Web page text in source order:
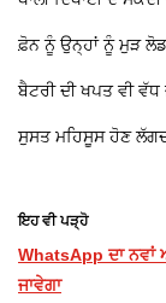
ਫ਼ੋਨ ਨੂੰ ਉਨ੍ਹਾਂ ਨੂੰ ਮੁੜ
ਬੈਟਰੀ ਦੀ ਖਪਤ ਵੀ
ਸੁਸਤ ਮਹਿਸੂਸ ਹੋਣ
ਇਹ ਵੀ ਪੜ੍ਹੋ
WhatsApp ਦਾ ਨਵਾਂ
ਜਾਵੇਗਾ